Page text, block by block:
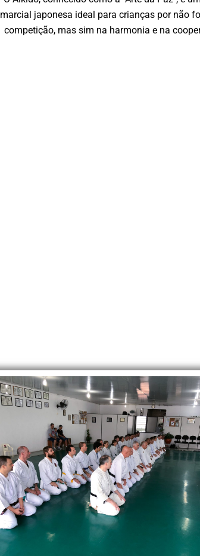
marcial japonesa ideal para crianças por não
competição, mas sim na harmonia e na